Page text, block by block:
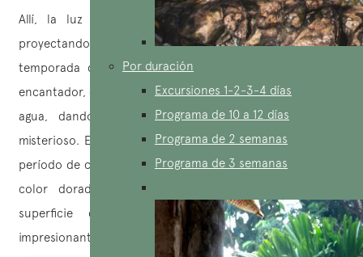
Por duración
Excursiones 1-2-3-4 días
Programa de 10 a 12 días
Programa de 2 semanas
Programa de 3 semanas
Allí, la luz del sol se filtra a través de las hojas,
proyectando rayos centelleantes en el suelo. Durante la
temporada de crecidas, el bosque se vuelve aún más
encantador, con las copas de los árboles sumergidas en el
agua, dando la impresión de un mundo salvaje y
misterioso. En otoño, entre agosto y octubre, durante el
período de caída de las hojas, los árboles se visten de un
color dorado resplandeciente, que se refleja en la
superficie del agua clara, ofreciendo una vista
impresionante de este lienzo natural.